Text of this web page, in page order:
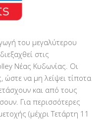
του μεγαλύτερου
στις
Νέας Κυδωνίας. Οι
ώστε να μη λείψει τίποτα
και από τους
Για περισσότερες
(μέχρι Τετάρτη 11